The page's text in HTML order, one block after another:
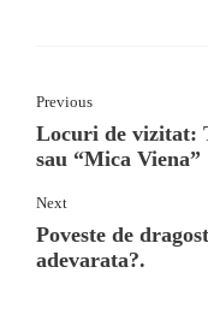
Previous
Locuri de vizitat:
sau “Mica Viena”
Next
Poveste de
adevarata?.